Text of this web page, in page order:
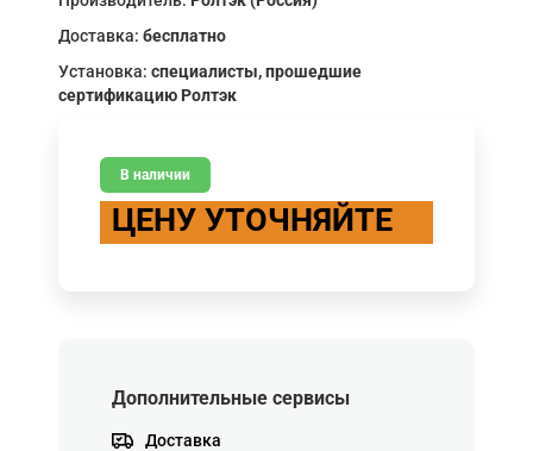
Доставка: бесплатно
Установка: специалисты, прошедшие
сертификацию Ролтэк
В наличии
ЦЕНУ УТОЧНЯЙТЕ
Дополнительные сервисы
Доставка